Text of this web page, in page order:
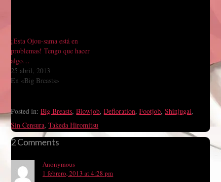
¡Esta Ojou-sama está en
problemas! Tengo que hacer
algo…
25 abril, 2013
En «Big Breasts»
Posted in:Big Breasts,Blowjob,Defloration,Footjob,Shinjugai,
Sin Censura,Takeda Hiromitsu
2 Comments
Anonymous
1 febrero, 2013 at 4:28 pm